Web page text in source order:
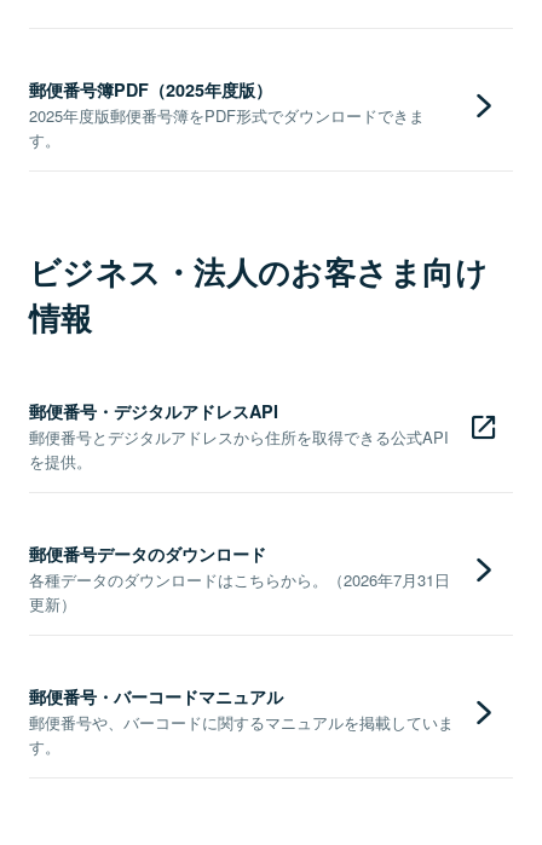
郵便番号簿PDF（2025年度版）
2025年度版郵便番号簿をPDF形式でダウンロードできま
す。
ビジネス・法人のお客さま向け
情報
郵便番号・デジタルアドレスAPI
郵便番号とデジタルアドレスから住所を取得できる公式API
を提供。
郵便番号データのダウンロード
各種データのダウンロードはこちらから。（2026年7月31日
更新）
郵便番号・バーコードマニュアル
郵便番号や、バーコードに関するマニュアルを掲載していま
す。